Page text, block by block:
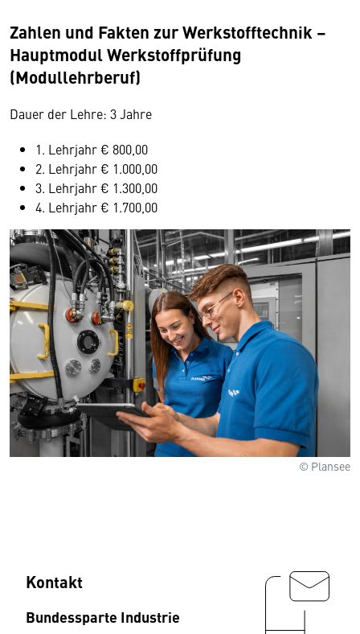
Zahlen und Fakten zur Werkstofftechnik –
Hauptmodul Werkstoffprüfung
(Modullehrberuf)
Dauer der Lehre: 3 Jahre
1. Lehrjahr € 800,00
2. Lehrjahr € 1.000,00
3. Lehrjahr € 1.300,00
4. Lehrjahr € 1.700,00
© Plansee
Kontakt
Bundessparte Industrie